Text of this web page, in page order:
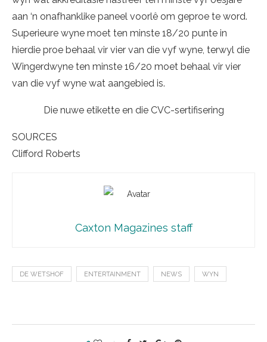
aan ‘n onafhanklike paneel voorlê om geproe te word.
Superieure wyne moet ten minste 18/20 punte in
hierdie proe behaal vir vier van die vyf wyne, terwyl die
Wingerdwyne ten minste 16/20 moet behaal vir vier
van die vyf wyne wat aangebied is.
Die nuwe etikette en die CVC-sertifisering
SOURCES
Clifford Roberts
Caxton Magazines staff
DE WETSHOF ENTERTAINMENT NEWS WYN